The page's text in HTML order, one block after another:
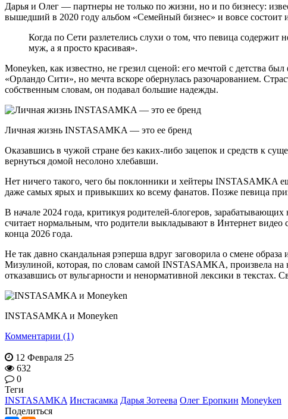
Дарья и Олег — партнеры не только по жизни, но и по бизнесу:
вышедший в 2020 году альбом «Семейный бизнес» и вовсе состоит
Когда по Сети разлетелись слухи о том, что певица
муж, а я просто красивая».
Moneyken, как известно, не грезил сценой: его мечтой с детства
«Орландо Сити», но мечта вскоре обернулась разочарованием.
собственным словам, он подавал большие надежды.
Личная жизнь INSTASAMKA — это ее бренд
Оказавшись в чужой стране без каких-либо зацепок и средств к
вернуться домой несолоно хлебавши.
Нет ничего такого, чего бы поклонники и хейтеры INSTASAMKA
даже самых ярых и привыкших ко всему фанатов. Позже певица
В начале 2024 года, критикуя родителей-блогеров,
считает нормальным, что родители выкладывают в Интернет видео
конца 2026 года.
Не так давно скандальная рэперша вдруг заговорила о смене
Мизулиной, которая, по словам самой INSTASAMKA, произвела на
отказавшись от вульгарности и ненормативной лексики в
INSTASAMKA и Moneyken
Комментарии (1)
12 Февраля 25
632
0
Теги
INSTASAMKA Инстасамка Дарья Зотеева Олег Еропкин Moneyken
Поделиться